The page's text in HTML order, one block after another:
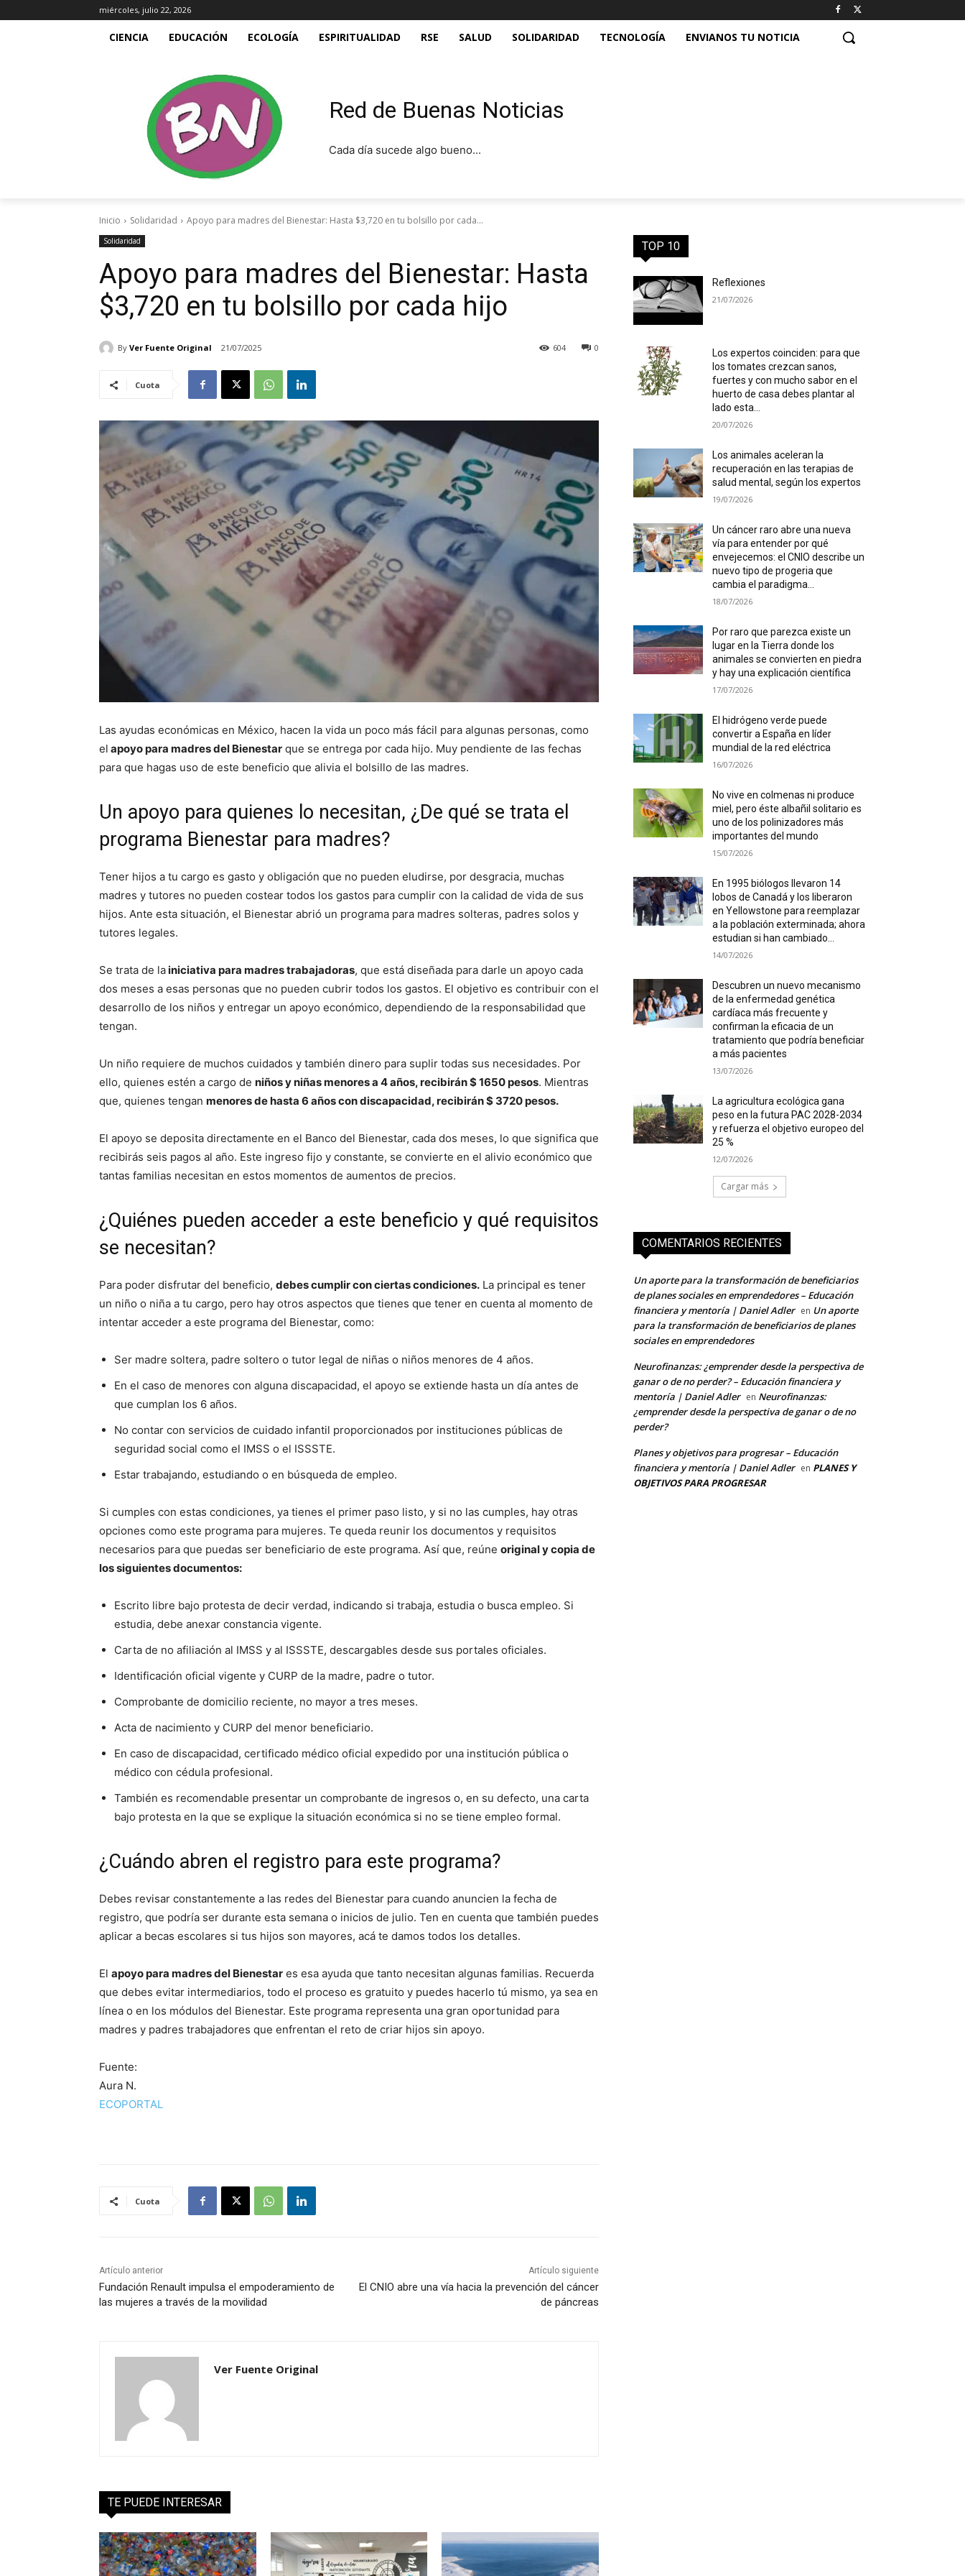
miércoles, julio 22, 2026
CIENCIA EDUCACIÓN ECOLOGÍA ESPIRITUALIDAD RSE SALUD SOLIDARIDAD TECNOLOGÍA ENVIANOS TU NOTICIA
Red de Buenas Noticias
Cada día sucede algo bueno...
Inicio Solidaridad Apoyo para madres del Bienestar: Hasta $3,720 en tu bolsillo por cada...
Solidaridad
Apoyo para madres del Bienestar: Hasta
$3,720 en tu bolsillo por cada hijo
By Ver Fuente Original 21/07/2025 0
604
Cuota
Las ayudas económicas en México, hacen la vida un poco más fácil para algunas personas, como
el apoyo para madres del Bienestar que se entrega por cada hijo. Muy pendiente de las fechas
para que hagas uso de este beneficio que alivia el bolsillo de las madres.
Un apoyo para quienes lo necesitan, ¿De qué se trata el
programa Bienestar para madres?
Tener hijos a tu cargo es gasto y obligación que no pueden eludirse, por desgracia, muchas
madres y tutores no pueden costear todos los gastos para cumplir con la calidad de vida de sus
hijos. Ante esta situación, el Bienestar abrió un programa para madres solteras, padres solos y
tutores legales.
Se trata de lainiciativa para madres trabajadoras, que está diseñada para darle un apoyo cada
dos meses a esas personas que no pueden cubrir todos los gastos. El objetivo es contribuir con el
desarrollo de los niños y entregar un apoyo económico, dependiendo de la responsabilidad que
tengan.
Un niño requiere de muchos cuidados y también dinero para suplir todas sus necesidades. Por
ello, quienes estén a cargo de niños y niñas menores a 4 años, recibirán $ 1650 pesos. Mientras
que, quienes tengan menores de hasta 6 años con discapacidad, recibirán $ 3720 pesos.
El apoyo se deposita directamente en el Banco del Bienestar, cada dos meses, lo que significa que
recibirás seis pagos al año. Este ingreso fijo y constante, se convierte en el alivio económico que
tantas familias necesitan en estos momentos de aumentos de precios.
¿Quiénes pueden acceder a este beneficio y qué requisitos
se necesitan?
Para poder disfrutar del beneficio, debes cumplir con ciertas condiciones. La principal es tener
un niño o niña a tu cargo, pero hay otros aspectos que tienes que tener en cuenta al momento de
intentar acceder a este programa del Bienestar, como:
Ser madre soltera, padre soltero o tutor legal de niñas o niños menores de 4 años.
En el caso de menores con alguna discapacidad, el apoyo se extiende hasta un día antes de
que cumplan los 6 años.
No contar con servicios de cuidado infantil proporcionados por instituciones públicas de
seguridad social como el IMSS o el ISSSTE.
Estar trabajando, estudiando o en búsqueda de empleo.
Si cumples con estas condiciones, ya tienes el primer paso listo, y si no las cumples, hay otras
opciones como este programa para mujeres. Te queda reunir los documentos y requisitos
necesarios para que puedas ser beneficiario de este programa. Así que, reúne original y copia de
los siguientes documentos:
Escrito libre bajo protesta de decir verdad, indicando si trabaja, estudia o busca empleo. Si
estudia, debe anexar constancia vigente.
Carta de no afiliación al IMSS y al ISSSTE, descargables desde sus portales oficiales.
Identificación oficial vigente y CURP de la madre, padre o tutor.
Comprobante de domicilio reciente, no mayor a tres meses.
Acta de nacimiento y CURP del menor beneficiario.
En caso de discapacidad, certificado médico oficial expedido por una institución pública o
médico con cédula profesional.
También es recomendable presentar un comprobante de ingresos o, en su defecto, una carta
bajo protesta en la que se explique la situación económica si no se tiene empleo formal.
¿Cuándo abren el registro para este programa?
Debes revisar constantemente a las redes del Bienestar para cuando anuncien la fecha de
registro, que podría ser durante esta semana o inicios de julio. Ten en cuenta que también puedes
aplicar a becas escolares si tus hijos son mayores, acá te damos todos los detalles.
El apoyo para madres del Bienestar es esa ayuda que tanto necesitan algunas familias. Recuerda
que debes evitar intermediarios, todo el proceso es gratuito y puedes hacerlo tú mismo, ya sea en
línea o en los módulos del Bienestar. Este programa representa una gran oportunidad para
madres y padres trabajadores que enfrentan el reto de criar hijos sin apoyo.
Fuente:
Aura N.
ECOPORTAL
Cuota
Artículo anterior
Fundación Renault impulsa el empoderamiento de
las mujeres a través de la movilidad
Artículo siguiente
El CNIO abre una vía hacia la prevención del cáncer
de páncreas
Ver Fuente Original
TE PUEDE INTERESAR
TOP 10
Reflexiones
21/07/2026
Los expertos coinciden: para que
los tomates crezcan sanos,
fuertes y con mucho sabor en el
huerto de casa debes plantar al
lado esta...
20/07/2026
Los animales aceleran la
recuperación en las terapias de
salud mental, según los expertos
19/07/2026
Un cáncer raro abre una nueva
vía para entender por qué
envejecemos: el CNIO describe un
nuevo tipo de progeria que
cambia el paradigma...
18/07/2026
Por raro que parezca existe un
lugar en la Tierra donde los
animales se convierten en piedra
y hay una explicación científica
17/07/2026
El hidrógeno verde puede
convertir a España en líder
mundial de la red eléctrica
16/07/2026
No vive en colmenas ni produce
miel, pero éste albañil solitario es
uno de los polinizadores más
importantes del mundo
15/07/2026
En 1995 biólogos llevaron 14
lobos de Canadá y los liberaron
en Yellowstone para reemplazar
a la población exterminada; ahora
estudian si han cambiado...
14/07/2026
Descubren un nuevo mecanismo
de la enfermedad genética
cardíaca más frecuente y
confirman la eficacia de un
tratamiento que podría beneficiar
a más pacientes
13/07/2026
La agricultura ecológica gana
peso en la futura PAC 2028-2034
y refuerza el objetivo europeo del
25 %
12/07/2026
Cargar más
COMENTARIOS RECIENTES
Un aporte para la transformación de beneficiarios
de planes sociales en emprendedores – Educación
financiera y mentoría | Daniel Adler en Un aporte
para la transformación de beneficiarios de planes
sociales en emprendedores
Neurofinanzas: ¿emprender desde la perspectiva de
ganar o de no perder? – Educación financiera y
mentoría | Daniel Adler en Neurofinanzas:
¿emprender desde la perspectiva de ganar o de no
perder?
Planes y objetivos para progresar – Educación
financiera y mentoría | Daniel Adler en PLANES Y
OBJETIVOS PARA PROGRESAR